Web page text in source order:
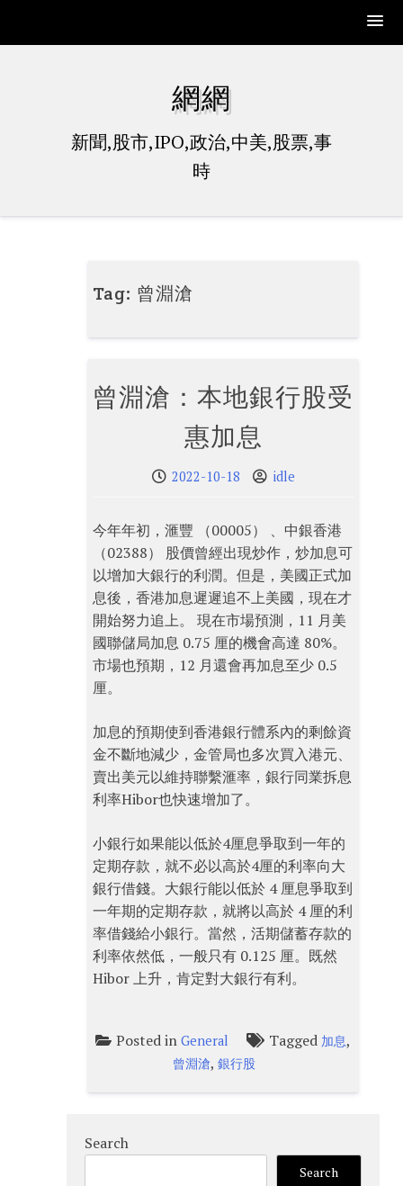
網網
新聞,股市,IPO,政治,中美,股票,事
時
Tag: 曾淵滄
曾淵滄：本地銀行股受
惠加息
2022-10-18 idle
今年年初，滙豐 （00005） 、中銀香港
（02388） 股價曾經出現炒作，炒加息可
以增加大銀行的利潤。但是，美國正式加
息後，香港加息遲遲追不上美國，現在才
開始努力追上。 現在市場預測，11 月美
國聯儲局加息 0.75 厘的機會高達 80%。
市場也預期，12 月還會再加息至少 0.5
厘。
加息的預期使到香港銀行體系內的剩餘資
金不斷地減少，金管局也多次買入港元、
賣出美元以維持聯繫滙率，銀行同業拆息
利率Hibor也快速增加了。
小銀行如果能以低於4厘息爭取到一年的
定期存款，就不必以高於4厘的利率向大
銀行借錢。大銀行能以低於 4 厘息爭取到
一年期的定期存款，就將以高於 4 厘的利
率借錢給小銀行。當然，活期儲蓄存款的
利率依然低，一般只有 0.125 厘。既然
Hibor 上升，肯定對大銀行有利。
Posted inGeneral Tagged 加息,
曾淵滄,銀行股
Search
Search